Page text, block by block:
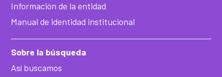
Información de la entidad
Manual de identidad institucional
Sobre la búsqueda
Así buscamos